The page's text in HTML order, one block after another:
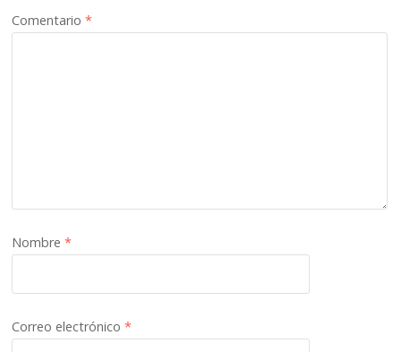
Comentario*
Nombre*
Correo electrónico*